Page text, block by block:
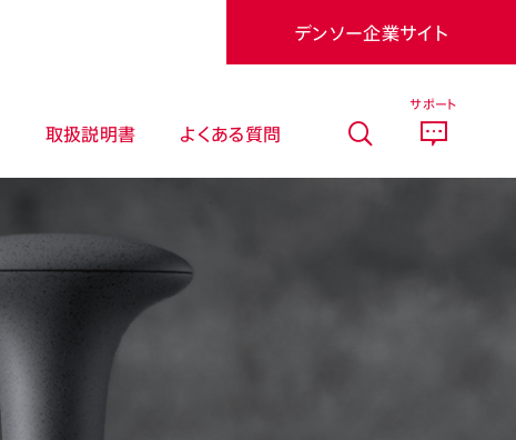
デンソー企業サイト
取扱説明書 よくある質問
サポート